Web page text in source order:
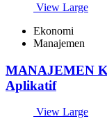
View Large
Ekonomi
Manajemen
MANAJEMEN
Aplikatif
View Large